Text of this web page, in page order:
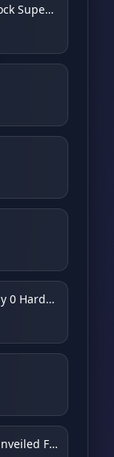
幸运方块超平坦世界 Lucky Block Super Flat World
Day 0 极限生存起步屋基地 Day 0 Hardcore Survival Starter House Base
后室：遥远边界 Backrooms Unveiled Farside